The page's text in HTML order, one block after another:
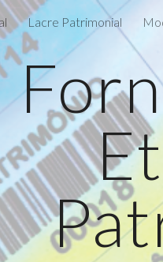
Skip to main content
Lacre Patrimonial